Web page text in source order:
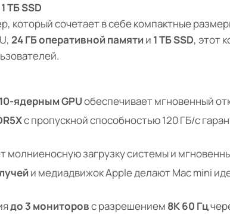
ТБ SSD
который сочетает в себе компактные
24 ГБ оперативной памятии 1 ТБ SSD, этот
10-ядерным GPUобеспечивает мгновенный
с пропускной способностью 120 ГБ/с
молниеносную загрузку системы и
и медиадвижок Apple делают Mac mini
до 3 мониторовс разрешением 8K 60 Гц